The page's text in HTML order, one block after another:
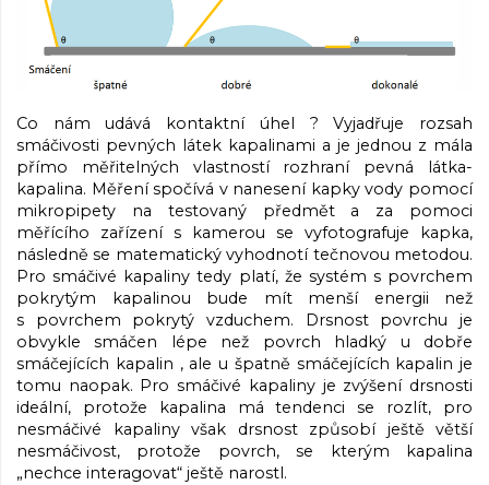
Co nám udává kontaktní úhel ? Vyjadřuje rozsah
smáčivosti pevných látek kapalinami a je jednou z mála
přímo měřitelných vlastností rozhraní pevná látka-
kapalina. Měření spočívá v nanesení kapky vody pomocí
mikropipety na testovaný předmět a za pomoci
měřícího zařízení s kamerou se vyfotografuje kapka,
následně se matematický vyhodnotí tečnovou metodou.
Pro smáčivé kapaliny tedy platí, že systém s povrchem
pokrytým kapalinou bude mít menší energii než
s povrchem pokrytý vzduchem. Drsnost povrchu je
obvykle smáčen lépe než povrch hladký u dobře
smáčejících kapalin , ale u špatně smáčejících kapalin je
tomu naopak. Pro smáčivé kapaliny je zvýšení drsnosti
ideální, protože kapalina má tendenci se rozlít, pro
nesmáčivé kapaliny však drsnost způsobí ještě větší
nesmáčivost, protože povrch, se kterým kapalina
„nechce interagovat“ ještě narostl.